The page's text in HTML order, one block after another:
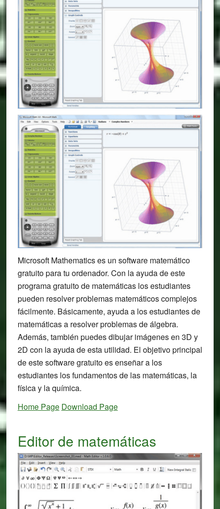
Microsoft Mathematics es un software matemático
gratuito para tu ordenador. Con la ayuda de este
programa gratuito de matemáticas los estudiantes
pueden resolver problemas matemáticos complejos
fácilmente. Básicamente, ayuda a los estudiantes de
matemáticas a resolver problemas de álgebra.
Además, también puedes dibujar imágenes en 3D y
2D con la ayuda de esta utilidad. El objetivo principal
de este software gratuito es enseñar a los
estudiantes los fundamentos de las matemáticas, la
física y la química.
Home Page Download Page
Editor de matemáticas